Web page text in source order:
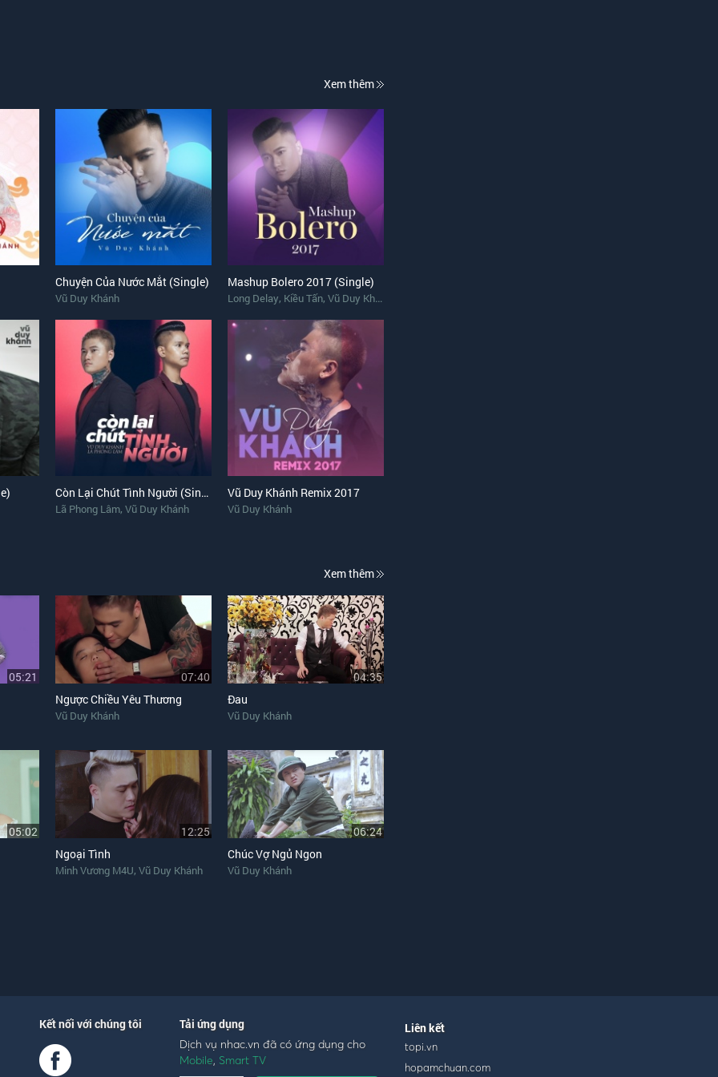
Xem thêm
Chuyện Của Nước Mắt (Single)
Vũ Duy Khánh
Mashup Bolero 2017 (Single)
Long Delay, Kiều Tấn, Vũ Duy Khánh
Còn Lại Chút Tình Người (Single)
Lã Phong Lâm, Vũ Duy Khánh
Vũ Duy Khánh Remix 2017
Vũ Duy Khánh
Xem thêm
05:21
07:40
Ngược Chiều Yêu Thương
Vũ Duy Khánh
04:35
Đau
Vũ Duy Khánh
05:02
12:25
Ngoại Tình
Minh Vương M4U, Vũ Duy Khánh
06:24
Chúc Vợ Ngủ Ngon
Vũ Duy Khánh
Kết nối với chúng tôi Tải ứng dụng
Dịch vụ nhac.vn đã có ứng dụng cho
Mobile, Smart TV
Liên kết
topi.vn
hopamchuan.com